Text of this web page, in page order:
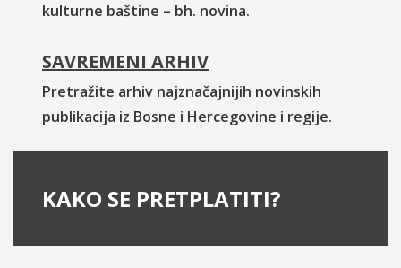
kulturne baštine – bh. novina.
SAVREMENI ARHIV
Pretražite arhiv najznačajnijih novinskih
publikacija iz Bosne i Hercegovine i regije.
KAKO SE PRETPLATITI?